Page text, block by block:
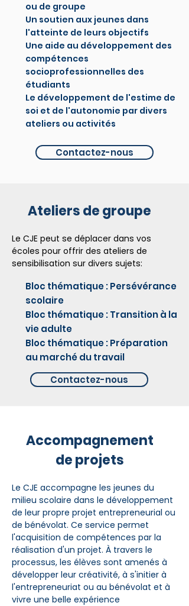
ou de groupe
Un soutien aux jeunes dans
l'atteinte de leurs objectifs
Une aide au développement des
compétences
socioprofessionnelles des
étudiants
Le développement de l'estime de
soi et de l'autonomie par divers
ateliers ou activités
Contactez-nous
Ateliers de groupe
Le CJE peut se déplacer dans vos
écoles pour offrir des ateliers de
sensibilisation sur divers sujets:
Bloc thématique : Persévérance
scolaire
Bloc thématique : Transition à la
vie adulte
Bloc thématique : Préparation
au marché du travail
Contactez-nous
Accompagnement
de projets
Le CJE accompagne les jeunes du
milieu scolaire dans le développement
de leur propre projet entrepreneurial ou
de bénévolat. Ce service permet
l'acquisition de compétences par la
réalisation d'un projet. À travers le
processus, les élèves sont amenés à
développer leur créativité, à s'initier à
l'entrepreneuriat ou au bénévolat et à
vivre une belle expérience